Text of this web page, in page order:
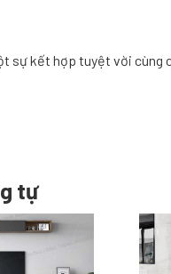
sự kết hợp tuyệt vời cùng
tự